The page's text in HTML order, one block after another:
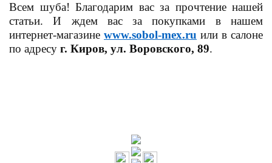
Всем шуба! Благодарим вас за прочтение нашей
статьи. И ждем вас за покупками в нашем
интернет-магазине www.sobol-mex.ru или в салоне
по адресу г. Киров, ул. Воровского, 89.